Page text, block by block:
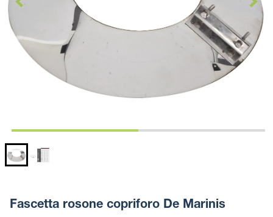
Fascetta rosone copriforo De Marinis